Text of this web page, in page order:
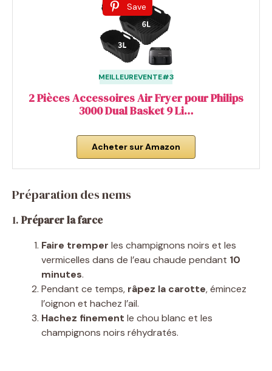
Save
MEILLEUREVENTE#3
2 Pièces Accessoires Air Fryer pour Philips
3000 Dual Basket 9 Li…
Acheter sur Amazon
Préparation des nems
1. Préparer la farce
Faire tremper les champignons noirs et les
vermicelles dans de l’eau chaude pendant 10
minutes.
Pendant ce temps, râpez la carotte, émincez
l’oignon et hachez l’ail.
Hachez finement le chou blanc et les
champignons noirs réhydratés.